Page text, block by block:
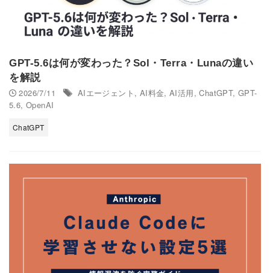
GPT-5.6は何が変わった？Sol・Terra・Lunaの違い
を解説
2026/7/11
AIエージェント , AI料金,AI活用,ChatGPT, GPT-
5.6, OpenAI
ChatGPT